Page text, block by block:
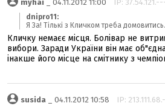
myhai _ 04.11.2012 11:00 IP:
dnipro11:
Я За! Тількі з Кличком треба
Кличку немаєє місця. Болівар не
вибори. Заради України він має
інакше його місце на смітнику з
susida _ 04.11.2012 10:58 IP: